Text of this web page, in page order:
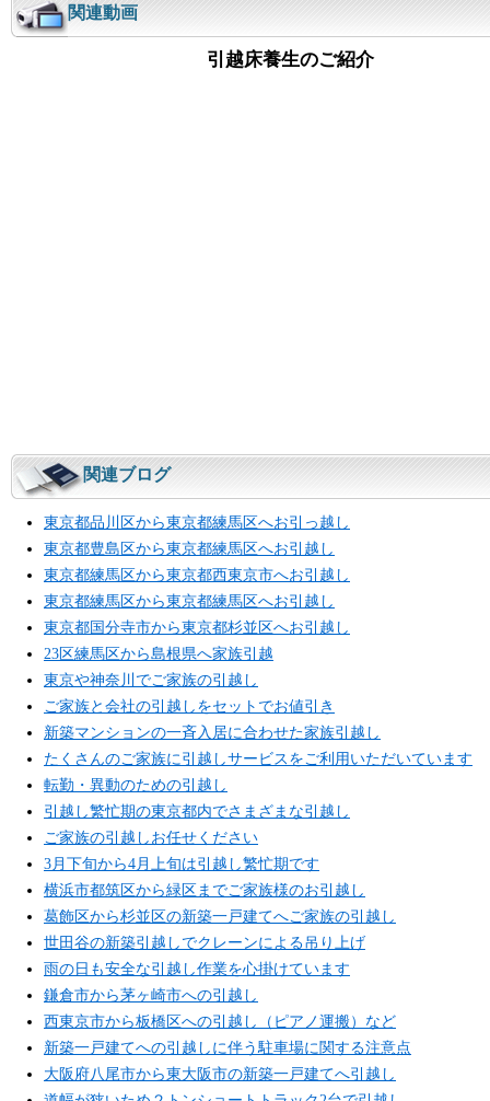
関連動画
引越床養生のご紹介
関連ブログ
東京都品川区から東京都練馬区へお引っ越し
東京都豊島区から東京都練馬区へお引越し
東京都練馬区から東京都西東京市へお引越し
東京都練馬区から東京都練馬区へお引越し
東京都国分寺市から東京都杉並区へお引越し
23区練馬区から島根県へ家族引越
東京や神奈川でご家族の引越し
ご家族と会社の引越しをセットでお値引き
新築マンションの一斉入居に合わせた家族引越し
たくさんのご家族に引越しサービスをご利用いただいています
転勤・異動のための引越し
引越し繁忙期の東京都内でさまざまな引越し
ご家族の引越しお任せください
3月下旬から4月上旬は引越し繁忙期です
横浜市都筑区から緑区までご家族様のお引越し
葛飾区から杉並区の新築一戸建てへご家族の引越し
世田谷の新築引越しでクレーンによる吊り上げ
雨の日も安全な引越し作業を心掛けています
鎌倉市から茅ヶ崎市への引越し
西東京市から板橋区への引越し（ピアノ運搬）など
新築一戸建てへの引越しに伴う駐車場に関する注意点
大阪府八尾市から東大阪市の新築一戸建てへ引越し